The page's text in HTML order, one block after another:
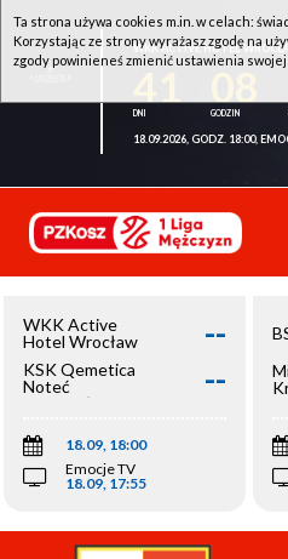
WKK ACTIVE HOTEL
18.09.2026, GODZ. 18:00,
WKK Active
Hotel Wrocław
--
KSK Qemetica
Noteć
Inowrocław
--
18.09, 18:00
Emocje TV
18.09, 17:55
Ta strona używa cookies m.in. w celach:
Korzystając ze strony wyrażasz zgodę na
zgody powinieneś zmienić ustawienia